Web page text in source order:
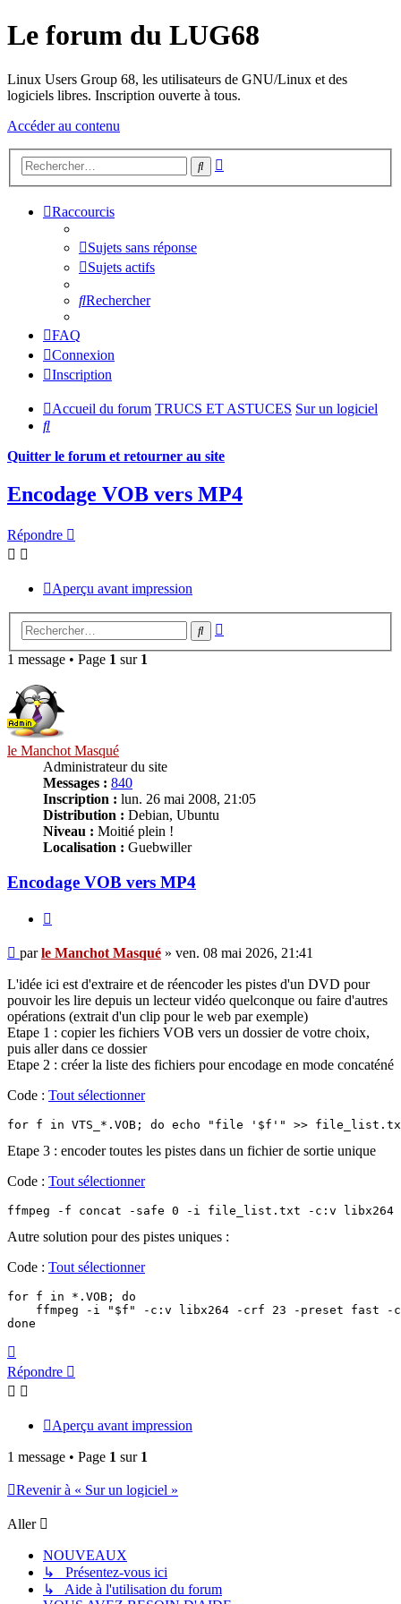
Le forum du LUG68
Linux Users Group 68, les utilisateurs de GNU/Linux et des
logiciels libres. Inscription ouverte à tous.
Accéder au contenu
Rechercher
Raccourcis
Sujets sans réponse
Sujets actifs
Rechercher
FAQ
Connexion
Inscription
Accueil du forum TRUCS ET ASTUCES Sur un logiciel
Rechercher
Quitter le forum et retourner au site
Encodage VOB vers MP4
Répondre
Aperçu avant impression
Rechercher
1 message • Page 1 sur 1
le Manchot Masqué
Administrateur du site
Messages : 840
Inscription : lun. 26 mai 2008, 21:05
Distribution : Debian, Ubuntu
Niveau : Moitié plein !
Localisation : Guebwiller
Encodage VOB vers MP4
Message
parle Manchot Masqué » ven. 08 mai 2026, 21:41
L'idée ici est d'extraire et de réencoder les pistes d'un DVD pour
pouvoir les lire depuis un lecteur vidéo quelconque ou faire d'autres
opérations (extrait d'un clip pour le web par exemple)
Etape 1 : copier les fichiers VOB vers un dossier de votre choix,
puis aller dans ce dossier
Etape 2 : créer la liste des fichiers pour encodage en mode concaténé
Code : Tout sélectionner
for f in VTS_*.VOB; do echo "file '$f'" >>
Etape 3 : encoder toutes les pistes dans un fichier de sortie unique
Code : Tout sélectionner
ffmpeg -f concat -safe 0 -i file_list.txt -c:v libx264 -
Autre solution pour des pistes uniques :
Code : Tout sélectionner
for f in *.VOB; do
ffmpeg -i "$f" -c:v libx264 -crf 23 -preset fast
done
Répondre
Aperçu avant impression
1 message • Page 1 sur 1
Revenir à « Sur un logiciel »
Aller
NOUVEAUX
↳ Présentez-vous ici
↳ Aide à l'utilisation du forum